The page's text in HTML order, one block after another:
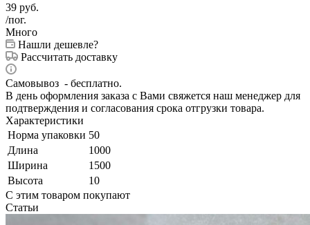
39 руб.
/пог.
Много
Нашли дешевле?
Рассчитать доставку
Самовывоз - бесплатно.
В день оформления заказа с Вами свяжется наш менеджер для
подтверждения и согласования срока отгрузки товара.
Характеристики
Норма упаковки 50
Длина
1000
Ширина
1500
Высота
10
С этим товаром покупают
Статьи